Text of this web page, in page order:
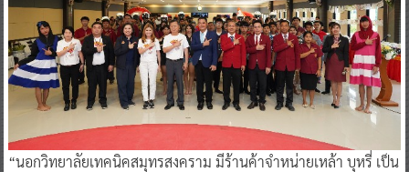
“นอกวิทยาลัยเทคนิคสมุทรสงคราม มีร้านค้าจำหน่ายเหล้า บุหรี่ เป็น